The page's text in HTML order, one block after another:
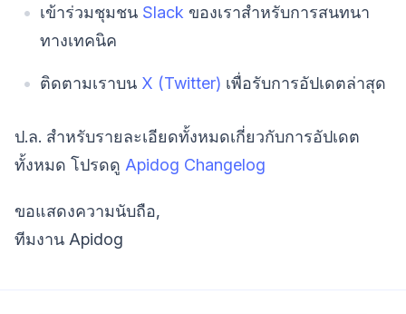
เข้าร่วมชุมชน Slack ของเราสำหรับการสนทนา
ทางเทคนิค
ติดตามเราบน X (Twitter) เพื่อรับการอัปเดตล่าสุด
ป.ล. สำหรับรายละเอียดทั้งหมดเกี่ยวกับการอัปเดต
ทั้งหมด โปรดดู Apidog Changelog
ขอแสดงความนับถือ,
ทีมงาน Apidog